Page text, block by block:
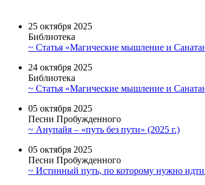
25 октября 2025
Библиотека
~ Статья «Магические мышление и
24 октября 2025
Библиотека
~ Статья «Магические мышление и
05 октября 2025
Песни Пробужденного
~ Анупайя – «путь без пути» (2025 г.)
05 октября 2025
Песни Пробужденного
~ Истинный путь, по которому нужно идти